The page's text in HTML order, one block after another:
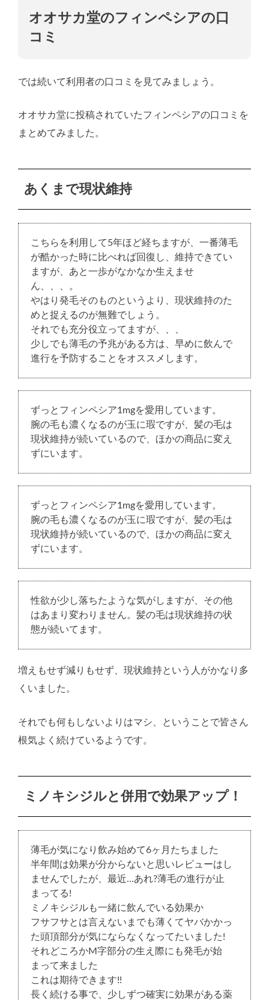
オオサカ堂のフィンペシアの口
コミ
では続いて利用者の口コミを見てみましょう。
オオサカ堂に投稿されていたフィンペシアの口コミを
まとめてみました。
あくまで現状維持
こちらを利用して5年ほど経ちますが、一番薄毛
が酷かった時に比べれば回復し、維持できてい
ますが、あと一歩がなかなか生えませ
ん、、、。
やはり発毛そのものというより、現状維持のた
めと捉えるのが無難でしょう。
それでも充分役立ってますが、、、
少しでも薄毛の予兆がある方は、早めに飲んで
進行を予防することをオススメします。
ずっとフィンペシア1mgを愛用しています。
腕の毛も濃くなるのが玉に瑕ですが、髪の毛は
現状維持が続いているので、ほかの商品に変え
ずにいます。
ずっとフィンペシア1mgを愛用しています。
腕の毛も濃くなるのが玉に瑕ですが、髪の毛は
現状維持が続いているので、ほかの商品に変え
ずにいます。
性欲が少し落ちたような気がしますが、その他
はあまり変わりません。髪の毛は現状維持の状
態が続いてます。
増えもせず減りもせず、現状維持という人がかなり多
くいました。
それでも何もしないよりはマシ、ということで皆さん
根気よく続けているようです。
ミノキシジルと併用で効果アップ！
薄毛が気になり飲み始めて6ヶ月たちました
半年間は効果が分からないと思いレビューはし
ませんでしたが、最近…あれ?薄毛の進行が止
まってる!
ミノキシジルも一緒に飲んでいる効果か
フサフサとは言えないまでも薄くてヤバかかっ
た頭頂部分が気にならなくなってたいました!
それどころかM字部分の生え際にも発毛が始
まって来ました
これは期待できます!!
長く続ける事で、少しずつ確実に効果がある薬